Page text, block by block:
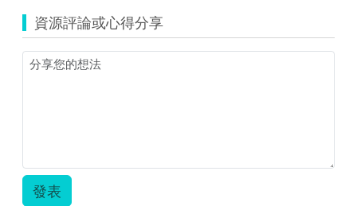
資源評論或心得分享
發表